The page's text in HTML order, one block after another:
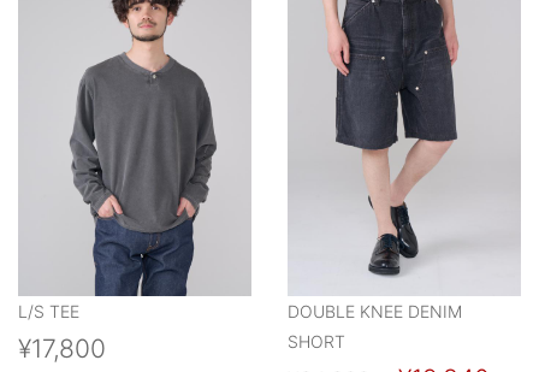
L/S TEE
¥17,800
DOUBLE KNEE DENIM
SHORT